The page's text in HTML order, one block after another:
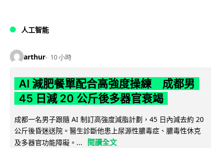
人工智能
arthur 10 小時
AI 減肥餐單配合高強度操練 成都男
45 日減 20 公斤後多器官衰竭
成都一名男子跟隨 AI 制訂高強度減脂計劃，45 日內減去約 20
公斤後昏迷送院。醫生診斷他患上尿源性膿毒症、膿毒性休克
及多器官功能障礙。...
閱讀全文